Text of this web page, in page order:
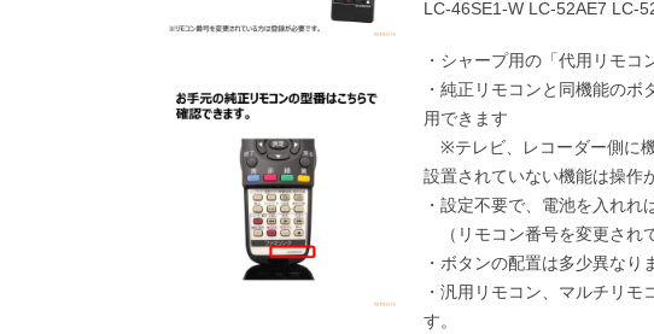
LC-46SE1-W LC-52AE7 LC-
・シャープ用の「代用リモコ
・純正リモコンと同機能の
用できます
※テレビ、レコーダー側に
設置されていない機能は操作
・設定不要で、電池を入れれ
（リモコン番号を変更され
・ボタンの配置は多少異なり
・汎用リモコン、マルチリ
す。